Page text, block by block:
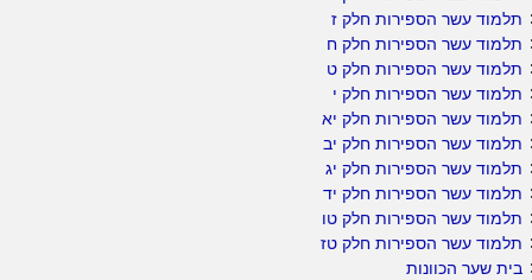
תלמוד עשר הספירות חלק ז
תלמוד עשר הספירות חלק ח
תלמוד עשר הספירות חלק ט
תלמוד עשר הספירות חלק י
תלמוד עשר הספירות חלק יא
תלמוד עשר הספירות חלק יב
תלמוד עשר הספירות חלק יג
תלמוד עשר הספירות חלק יד
תלמוד עשר הספירות חלק טו
תלמוד עשר הספירות חלק טז
בית שער הכוונות